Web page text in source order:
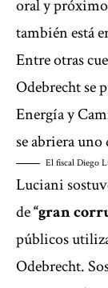
oral y
también está
Entre otras
Odebrecht se
Energía y
se abriera uno
El fiscal Diego
Luciani
de“gran
públicos
Odebrecht.